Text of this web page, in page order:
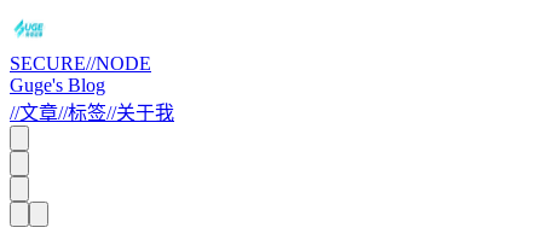
SECURE//NODE
Guge's Blog
//文章//标签//关于我